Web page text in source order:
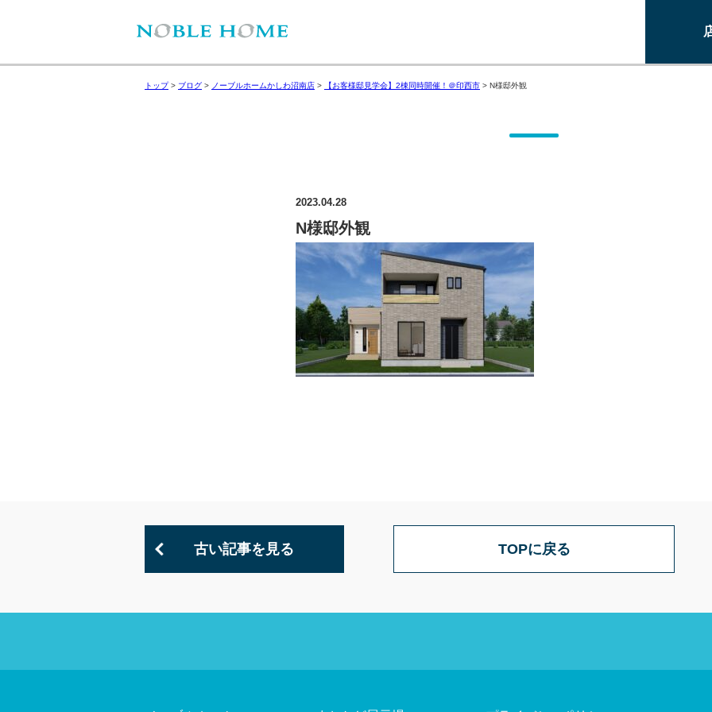
トップ> ブログ > ノーブルホームかしわ沼南店 > 【お客様邸見学会】2棟同時開催！＠印西市 > N様邸外観
2023.04.28
N様邸外観
古い記事を見る TOPに戻る